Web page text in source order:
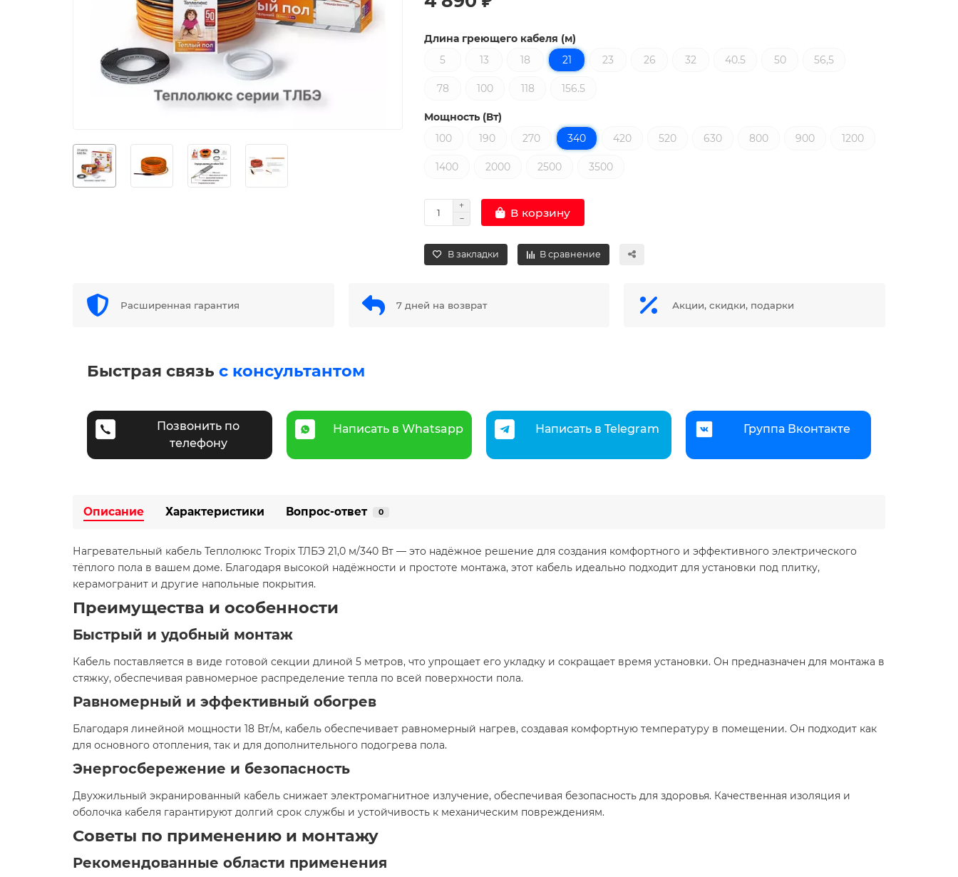
Длина греющего кабеля (м)
5
13 18 21 23 26 32 40.5 50 56,5
78 100 118 156.5
Мощность (Вт)
100
190 270 340 420 520 630 800 900 1200
1400 2000 2500 3500
В корзину
В закладки В сравнение
Расширенная гарантия 7 дней на возврат Акции, скидки, подарки
Быстрая связь с консультантом
Позвонить по
телефону
Написать в Whatsapp Написать в Telegram Группа Вконтакте
Описание Характеристики Вопрос-ответ 0
Нагревательный кабель Теплолюкс Tropix ТЛБЭ 21,0 м/340 Вт — это надёжное решение для создания комфортного и эффективного электрического
тёплого пола в вашем доме. Благодаря высокой надёжности и простоте монтажа, этот кабель идеально подходит для установки под плитку,
керамогранит и другие напольные покрытия.​
Преимущества и особенности
Быстрый и удобный монтаж
Кабель поставляется в виде готовой секции длиной 5 метров, что упрощает его укладку и сокращает время установки. Он предназначен для монтажа в
стяжку, обеспечивая равномерное распределение тепла по всей поверхности пола.​
Равномерный и эффективный обогрев
Благодаря линейной мощности 18 Вт/м, кабель обеспечивает равномерный нагрев, создавая комфортную температуру в помещении. Он подходит как
для основного отопления, так и для дополнительного подогрева пола.​
Энергосбережение и безопасность
Двухжильный экранированный кабель снижает электромагнитное излучение, обеспечивая безопасность для здоровья. Качественная изоляция и
оболочка кабеля гарантируют долгий срок службы и устойчивость к механическим повреждениям.​
Советы по применению и монтажу
Рекомендованные области применения